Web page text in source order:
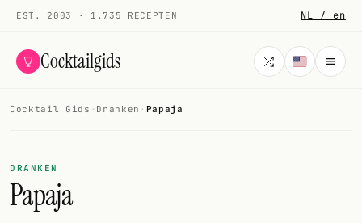
EST. 2003 · 1.735 RECEPTEN NL / en
Cocktailgids
Alle cocktails
Cocktail Gids · Dranken · Papaja
DRANKEN
Papaja